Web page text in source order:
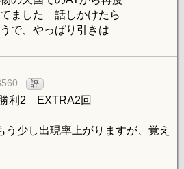
ました 話しかけたら
で、やっぱり引きは
評
利2 EXTRA2回
う少し出現率上がりますが、覚え